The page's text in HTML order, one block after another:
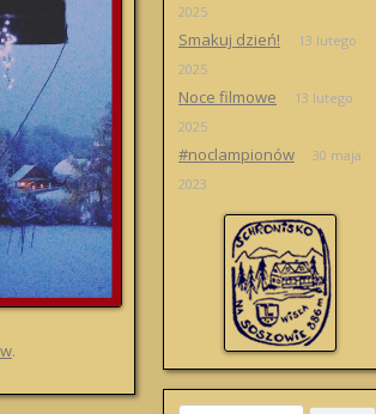
.
2025
Smakuj dzień!
13 lutego
2025
Noce filmowe
13 lutego
2025
#noclampionów
30 maja
2023